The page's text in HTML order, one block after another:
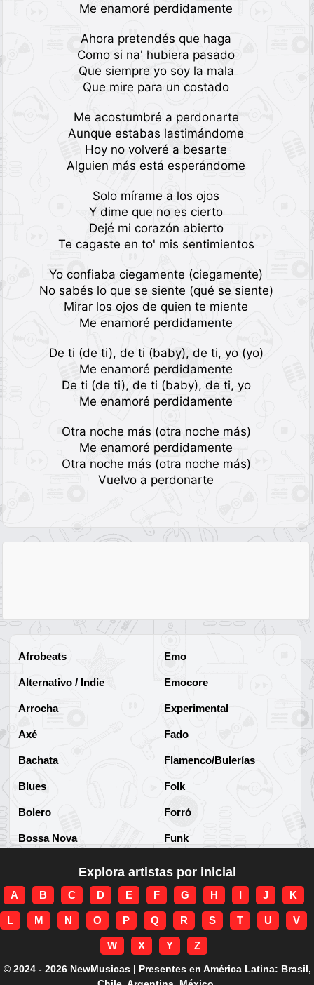
Me enamoré perdidamente
Ahora pretendés que haga
Como si na' hubiera pasado
Que siempre yo soy la mala
Que mire para un costado
Me acostumbré a perdonarte
Aunque estabas lastimándome
Hoy no volveré a besarte
Alguien más está esperándome
Solo mírame a los ojos
Y dime que no es cierto
Dejé mi corazón abierto
Te cagaste en to' mis sentimientos
Yo confiaba ciegamente (ciegamente)
No sabés lo que se siente (qué se siente)
Mirar los ojos de quien te miente
Me enamoré perdidamente
De ti (de ti), de ti (baby), de ti, yo (yo)
Me enamoré perdidamente
De ti (de ti), de ti (baby), de ti, yo
Me enamoré perdidamente
Otra noche más (otra noche más)
Me enamoré perdidamente
Otra noche más (otra noche más)
Vuelvo a perdonarte
Afrobeats
Alternativo / Indie
Arrocha
Axé
Bachata
Blues
Bolero
Bossa Nova
Brega-funk
Cha-Cha
Corridos
Emo
Emocore
Experimental
Fado
Flamenco/Bulerías
Folk
Forró
Funk
Funk Internacional
Gospel/Religioso
Gótico
Grunge
Explora artistas por inicial
A B C D E F G H I J K
L M N O P Q R S T U V
W X Y Z
© 2024 - 2026 NewMusicas | Presentes en América Latina: Brasil,